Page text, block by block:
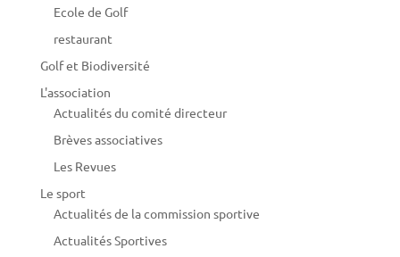
Ecole de Golf
restaurant
Golf et Biodiversité
L'association
Actualités du comité directeur
Brèves associatives
Les Revues
Le sport
Actualités de la commission sportive
Actualités Sportives